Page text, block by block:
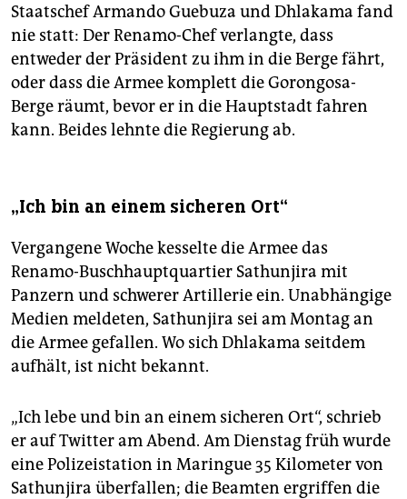
Staatschef Armando Guebuza und Dhlakama fand
nie statt: Der Renamo-Chef verlangte, dass
entweder der Präsident zu ihm in die Berge fährt,
oder dass die Armee komplett die Gorongosa-
Berge räumt, bevor er in die Hauptstadt fahren
kann. Beides lehnte die Regierung ab.
„Ich bin an einem sicheren Ort“
Vergangene Woche kesselte die Armee das
Renamo-Buschhauptquartier Sathunjira mit
Panzern und schwerer Artillerie ein. Unabhängige
Medien meldeten, Sathunjira sei am Montag an
die Armee gefallen. Wo sich Dhlakama seitdem
aufhält, ist nicht bekannt.
„Ich lebe und bin an einem sicheren Ort“, schrieb
er auf Twitter am Abend. Am Dienstag früh wurde
eine Polizeistation in Maringue 35 Kilometer von
Sathunjira überfallen; die Beamten ergriffen die